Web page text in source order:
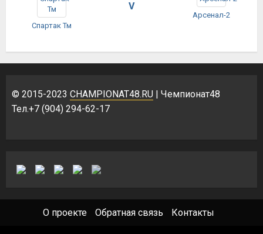
Спартак Тм
V
Арсенал-2
© 2015-2023 CHAMPIONAT48.RU | Чемпионат48
Тел.+7 (904) 294-62-17
О проекте Обратная связь Контакты